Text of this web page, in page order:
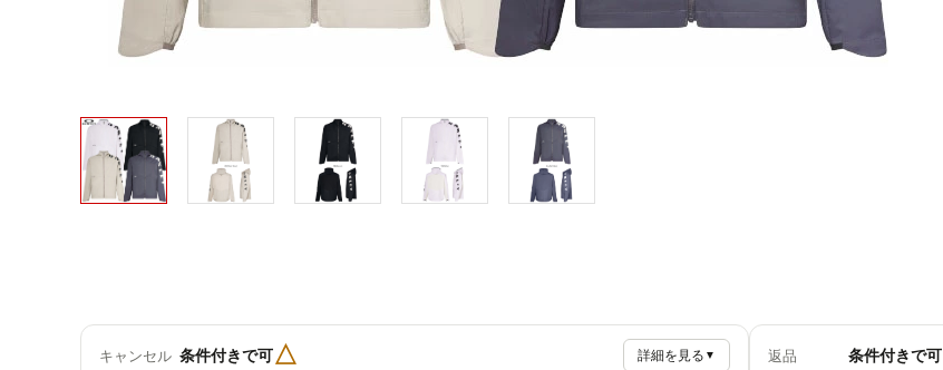
キャンセル 条件付きで可△ 詳細を見る ▼ 返品 条件付きで可